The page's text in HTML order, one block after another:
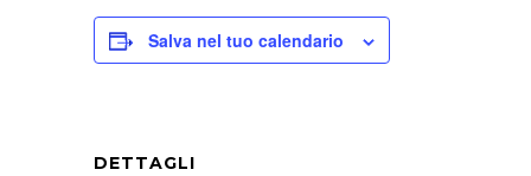
Salva nel tuo calendario
DETTAGLI